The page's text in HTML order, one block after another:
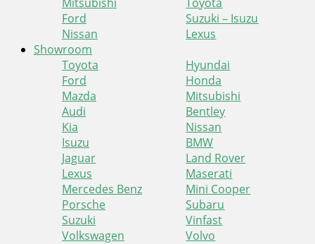
Ford
Suzuki – Isuzu
Nissan
Lexus
Showroom
Toyota
Hyundai
Ford
Honda
Mazda
Mitsubishi
Audi
Bentley
Kia
Nissan
Isuzu
BMW
Jaguar
Land Rover
Lexus
Maserati
Mercedes Benz
Mini Cooper
Porsche
Subaru
Suzuki
Vinfast
Volkswagen
Volvo